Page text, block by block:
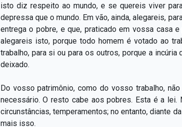
isto diz respeito ao mundo, e se quereis viver
depressa que o mundo. Em vão, ainda, alegareis,
entrega o pobre, e que, praticado em vossa casa
alegareis isto, porque todo homem é votado ao
trabalho, para si ou para os outros, porque a
deixado.
Do vosso patrimônio, como do vosso trabalho,
necessário. O resto cabe aos pobres. Esta é a
circunstâncias, temperamentos; no entanto, diante
mais isso.